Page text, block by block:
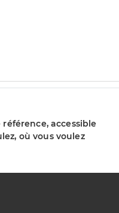
référence, accessible
où vous voulez